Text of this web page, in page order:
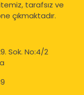
tarafsız ve
çıkmaktadır.
Sok. No:4/2